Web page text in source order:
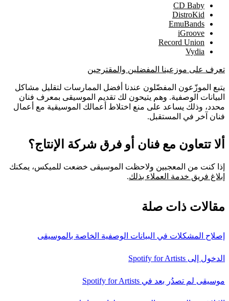
CD Baby
DistroKid
EmuBands
iGroove
Record Union
Vydia
تعرف على موزعينا المفضلين والمقترحين
يتبع الموزّعون المفضّلون عندنا أفضل الممارسات لتقليل مشاكل
البيانات الوصفية. وهم يتيحون لك تقديم الموسيقى بمعرف فنان
محدد، وذلك يساعد على منع اختلاط أعمالك الموسيقية مع أعمال
فنان آخر في المستقبل.
ألا تتعاون مع فنان أو فرق شركة الإنتاج؟
إذا كنت من المعجبين ولاحظت الموسيقى خضعت للميكس، يمكنك
إبلاغ فريق خدمة العملاء بذلك.
مقالات ذات صلة
إصلاح المشكلات في البيانات الوصفية الخاصة بالموسيقى
الدخول إلى Spotify for Artists
موسيقى لم تصدُر بعد في Spotify for Artists